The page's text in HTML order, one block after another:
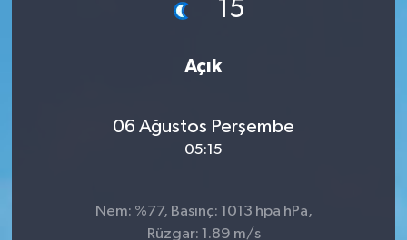
15
Açık
06 Ağustos Perşembe
05:15
Nem: %77, Basınç: 1013 hpa hPa,
Rüzgar: 1.89 m/s